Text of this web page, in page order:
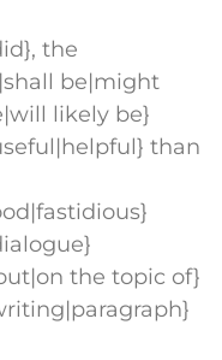
the
be|might
likely be}
than
the topic of}